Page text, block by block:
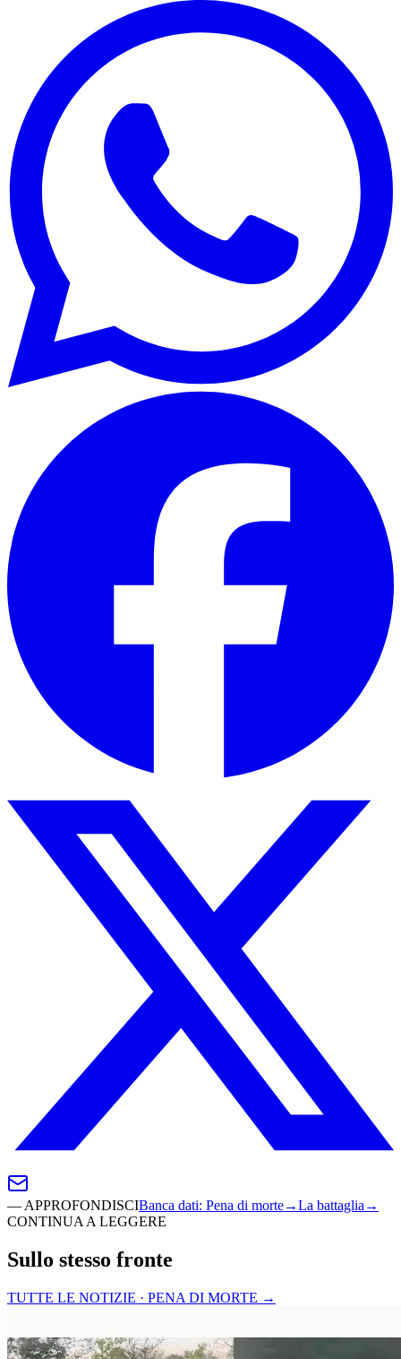
— APPROFONDISCIBanca dati: Pena di morte→La battaglia →
CONTINUA A LEGGERE
Sullo stesso fronte
TUTTE LE NOTIZIE · PENA DI MORTE →